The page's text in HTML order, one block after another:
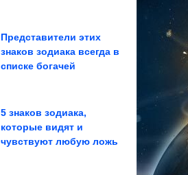
Представители этих
знаков зодиака всегда в
списке богачей
5 знаков зодиака,
которые видят и
чувствуют любую ложь